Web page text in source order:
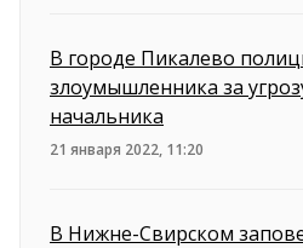
В городе Пикалево
злоумышленника за
начальника
21 января 2022, 11:20
В Нижне-Свирском